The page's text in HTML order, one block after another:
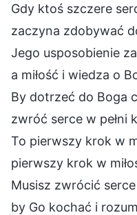
Gdy ktoś szczere
zaczyna zdobywać
Jego usposobienie
a miłość i wiedza o
By dotrzeć do Boga
zwróć serce w pełni
To pierwszy krok w
pierwszy krok w
Musisz zwrócić
by Go kochać i